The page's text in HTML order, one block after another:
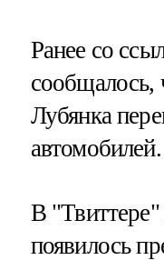
Ранее со
сообщалось,
Лубянка
автомобилей.
В "Твиттере"
появилось